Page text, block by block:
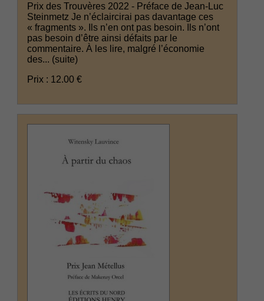
Prix des Trouvères 2022 - Préface de Jean-Luc
Steinmetz Je n’éclaircirai pas davantage ces
« fragments ». Ils n’en ont pas besoin. Ils n’ont
pas besoin d’être ainsi défaits par le
commentaire. À les lire, malgré l’économie
des... (suite)
Prix : 12.00 €